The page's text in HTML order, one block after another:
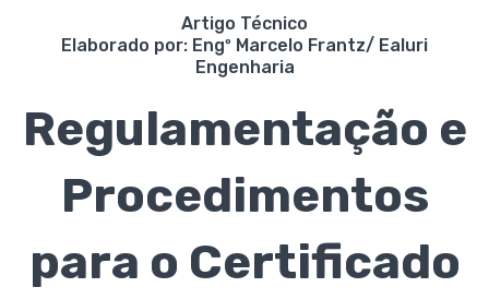
Artigo Técnico
Elaborado por: Engº Marcelo Frantz/ Ealuri
Engenharia
Regulamentação e
Procedimentos
para o Certificado